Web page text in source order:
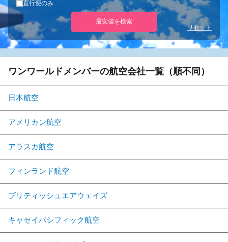
直行便のみ
最安値を検索
リセット
ワンワールドメンバーの航空会社一覧（順不同）
日本航空
アメリカン航空
アラスカ航空
フィンランド航空
ブリティッシュエアウェイズ
キャセイパシフィック航空